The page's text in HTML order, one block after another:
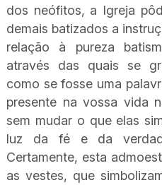
dos neófitos, a Igreja
demais batizados a
relação à pureza
através das quais se
como se fosse uma
presente na vossa vida
sem mudar o que elas
luz da fé e da
Certamente, esta
as vestes, que